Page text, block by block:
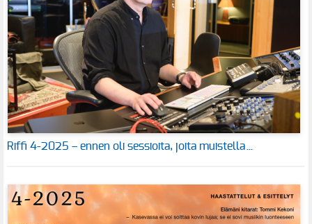
Riffi 4-2025 – ennen oli sessioita, joita muistella…